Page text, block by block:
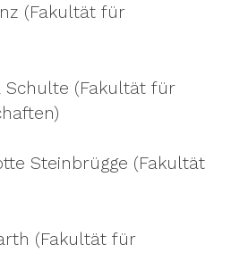
(Fakultät für
Schulte (Fakultät für
Steinbrügge (Fakultät
(Fakultät für